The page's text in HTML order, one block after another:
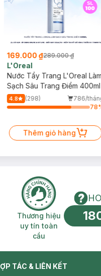
169.000 ₫289.000 ₫
L'Oreal
Nước Tẩy Trang L'Oreal Làm
Sạch Sâu Trang Điểm 400ml
4.8 (298)
786/
78
Thêm giỏ hàng
phí Thương hiệu uy
Thương hiệu
uy tín toàn
cầu
TÁC & LIÊN KẾT